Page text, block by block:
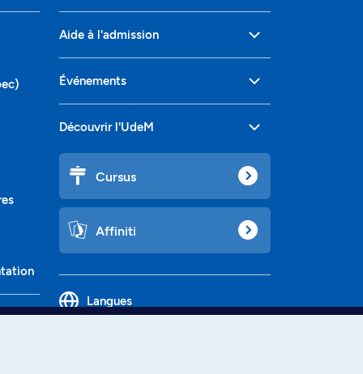
Aide à l'admission
Événements
Découvrir l'UdeM
Cursus
Affiniti
Langues